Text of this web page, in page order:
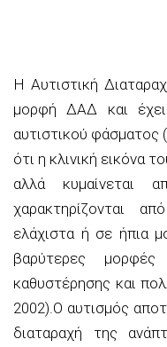
Η Αυτιστική
μορφή ΔΑΔ και έχει
αυτιστικού φάσματος
ότι η κλινική εικόνα
αλλά κυμαίνεται
χαρακτηρίζονται
ελάχιστα ή σε ήπια
βαρύτερες μορφές
καθυστέρησης και
2002).Ο αυτισμός
διαταραχή της